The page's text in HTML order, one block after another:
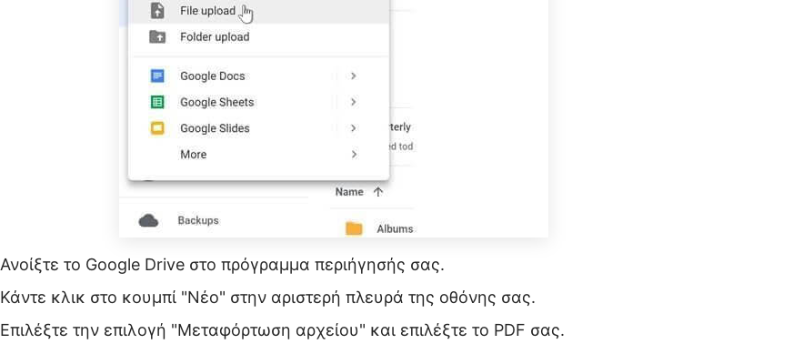
Ανοίξτε το Google Drive στο πρόγραμμα περιήγησής σας.
Κάντε κλικ στο κουμπί "Νέο" στην αριστερή πλευρά της οθόνης σας.
Επιλέξτε την επιλογή "Μεταφόρτωση αρχείου" και επιλέξτε το PDF σας.